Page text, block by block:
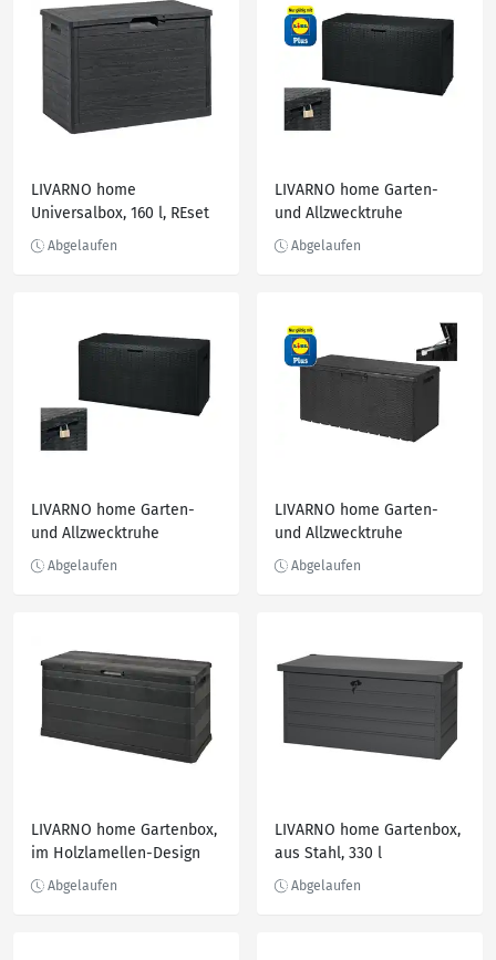
LIVARNO home
Universalbox, 160 l, REset
LIVARNO home Garten-
und Allzwecktruhe
LIVARNO home Garten-
und Allzwecktruhe
LIVARNO home Garten-
und Allzwecktruhe
LIVARNO home Gartenbox,
im Holzlamellen-Design
LIVARNO home Gartenbox,
aus Stahl, 330 l